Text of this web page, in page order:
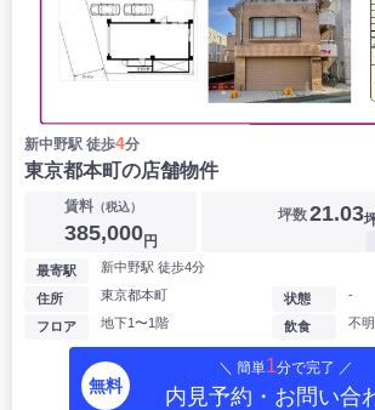
新中野駅 徒歩4分
東京都本町の店舗物件
賃料（税込）
385,000円
坪数21.03
最寄駅 新中野駅 徒歩4分
住所 東京都本町
フロア 地下1〜1階
状態 -
飲食 不明
無料
＼ 簡単1分で完了 ／
内見予約・お問い合